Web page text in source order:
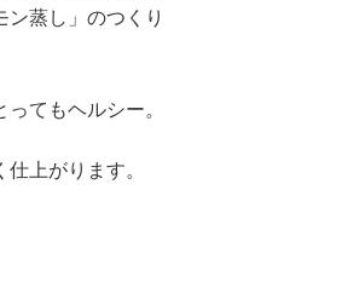
蒸し」のつくり
てもヘルシー。
上がります。